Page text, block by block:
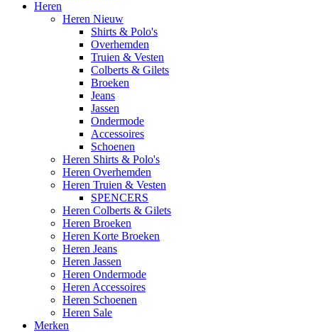
Heren
Heren Nieuw
Shirts & Polo's
Overhemden
Truien & Vesten
Colberts & Gilets
Broeken
Jeans
Jassen
Ondermode
Accessoires
Schoenen
Heren Shirts & Polo's
Heren Overhemden
Heren Truien & Vesten
SPENCERS
Heren Colberts & Gilets
Heren Broeken
Heren Korte Broeken
Heren Jeans
Heren Jassen
Heren Ondermode
Heren Accessoires
Heren Schoenen
Heren Sale
Merken